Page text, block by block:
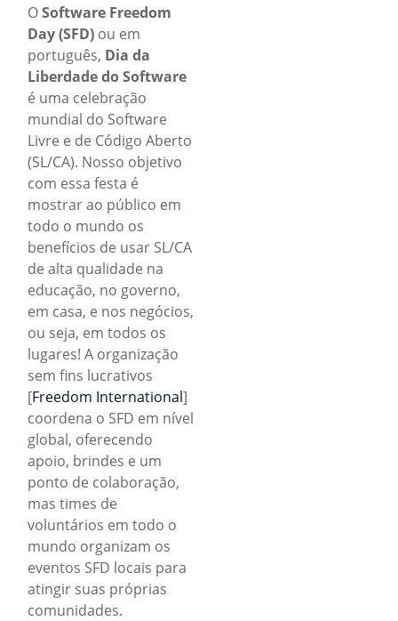
OSoftware Freedom
Day (SFD) ou em
português, Dia da
Liberdade do Software
é uma celebração
mundial do Software
Livre e de Código Aberto
(SL/CA). Nosso objetivo
com essa festa é
mostrar ao público em
todo o mundo os
benefícios de usar SL/CA
de alta qualidade na
educação, no governo,
em casa, e nos negócios,
ou seja, em todos os
lugares! A organização
sem fins lucrativos
[Freedom International]
coordena o SFD em nível
global, oferecendo
apoio, brindes e um
ponto de colaboração,
mas times de
voluntários em todo o
mundo organizam os
eventos SFD locais para
atingir suas próprias
comunidades.